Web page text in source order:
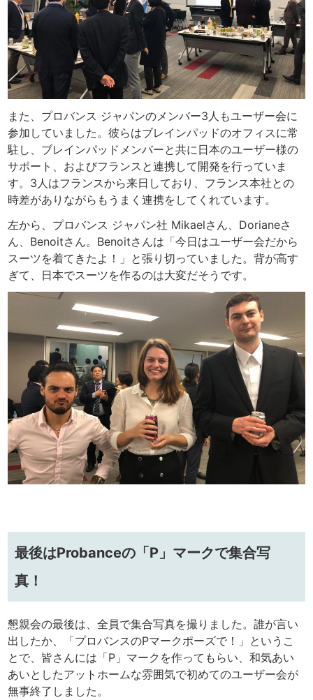
また、プロバンス ジャパンのメンバー3人もユーザー会に
参加していました。彼らはブレインパッドのオフィスに常
駐し、ブレインパッドメンバーと共に日本のユーザー様の
サポート、およびフランスと連携して開発を行っていま
す。3人はフランスから来日しており、フランス本社との
時差がありながらもうまく連携をしてくれています。
左から、プロバンス ジャパン社 Mikaelさん、Dorianeさ
ん、Benoitさん。Benoitさんは「今日はユーザー会だから
スーツを着てきたよ！」と張り切っていました。背が高す
ぎて、日本でスーツを作るのは大変だそうです。
最後はProbanceの「P」マークで集合写
真！
懇親会の最後は、全員で集合写真を撮りました。誰が言い
出したか、「プロバンスのPマークポーズで！」というこ
とで、皆さんには「P」マークを作ってもらい、和気あい
あいとしたアットホームな雰囲気で初めてのユーザー会が
無事終了しました。